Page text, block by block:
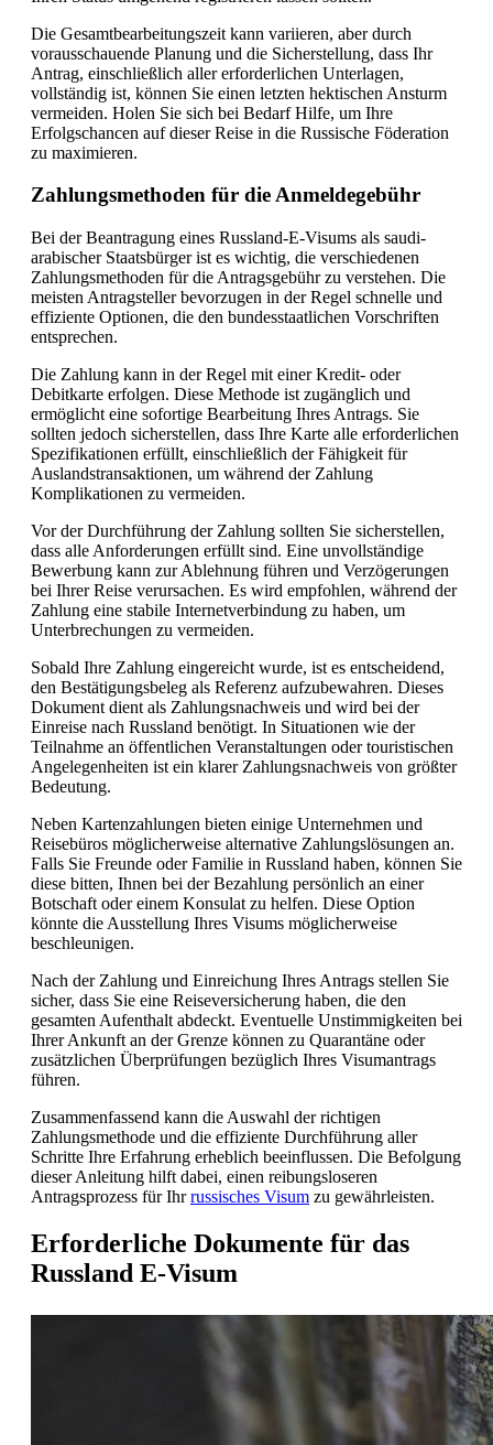
Die Gesamtbearbeitungszeit kann variieren, aber durch
vorausschauende Planung und die Sicherstellung, dass Ihr
Antrag, einschließlich aller erforderlichen Unterlagen,
vollständig ist, können Sie einen letzten hektischen Ansturm
vermeiden. Holen Sie sich bei Bedarf Hilfe, um Ihre
Erfolgschancen auf dieser Reise in die Russische Föderation
zu maximieren.
Zahlungsmethoden für die Anmeldegebühr
Bei der Beantragung eines Russland-E-Visums als saudi-
arabischer Staatsbürger ist es wichtig, die verschiedenen
Zahlungsmethoden für die Antragsgebühr zu verstehen. Die
meisten Antragsteller bevorzugen in der Regel schnelle und
effiziente Optionen, die den bundesstaatlichen Vorschriften
entsprechen.
Die Zahlung kann in der Regel mit einer Kredit- oder
Debitkarte erfolgen. Diese Methode ist zugänglich und
ermöglicht eine sofortige Bearbeitung Ihres Antrags. Sie
sollten jedoch sicherstellen, dass Ihre Karte alle erforderlichen
Spezifikationen erfüllt, einschließlich der Fähigkeit für
Auslandstransaktionen, um während der Zahlung
Komplikationen zu vermeiden.
Vor der Durchführung der Zahlung sollten Sie sicherstellen,
dass alle Anforderungen erfüllt sind. Eine unvollständige
Bewerbung kann zur Ablehnung führen und Verzögerungen
bei Ihrer Reise verursachen. Es wird empfohlen, während der
Zahlung eine stabile Internetverbindung zu haben, um
Unterbrechungen zu vermeiden.
Sobald Ihre Zahlung eingereicht wurde, ist es entscheidend,
den Bestätigungsbeleg als Referenz aufzubewahren. Dieses
Dokument dient als Zahlungsnachweis und wird bei der
Einreise nach Russland benötigt. In Situationen wie der
Teilnahme an öffentlichen Veranstaltungen oder touristischen
Angelegenheiten ist ein klarer Zahlungsnachweis von größter
Bedeutung.
Neben Kartenzahlungen bieten einige Unternehmen und
Reisebüros möglicherweise alternative Zahlungslösungen an.
Falls Sie Freunde oder Familie in Russland haben, können Sie
diese bitten, Ihnen bei der Bezahlung persönlich an einer
Botschaft oder einem Konsulat zu helfen. Diese Option
könnte die Ausstellung Ihres Visums möglicherweise
beschleunigen.
Nach der Zahlung und Einreichung Ihres Antrags stellen Sie
sicher, dass Sie eine Reiseversicherung haben, die den
gesamten Aufenthalt abdeckt. Eventuelle Unstimmigkeiten bei
Ihrer Ankunft an der Grenze können zu Quarantäne oder
zusätzlichen Überprüfungen bezüglich Ihres Visumantrags
führen.
Zusammenfassend kann die Auswahl der richtigen
Zahlungsmethode und die effiziente Durchführung aller
Schritte Ihre Erfahrung erheblich beeinflussen. Die Befolgung
dieser Anleitung hilft dabei, einen reibungsloseren
Antragsprozess für Ihrrussisches Visum zu gewährleisten.
Erforderliche Dokumente für das
Russland E-Visum